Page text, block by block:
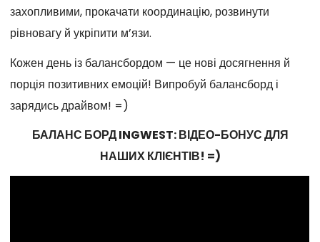
захопливими, прокачати координацію, розвинути
рівновагу й укріпити м’язи.
Кожен день із балансбордом — це нові досягнення й
порція позитивних емоцій! Випробуй балансборд і
зарядись драйвом! =)
БАЛАНС БОРД INGWEST: ВІДЕО-БОНУС ДЛЯ
НАШИХ КЛІЄНТІВ! =)